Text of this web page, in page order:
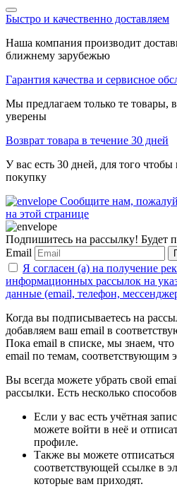
Быстро и качественно доставляем
Наша компания производит
ближнему зарубежью
Гарантия качества и сервисное
Мы предлагаем только те товары,
уверены
Возврат товара в течение 30 дней
У вас есть 30 дней, для того
покупку
Сообщите нам,
на этой странице
Подпишитесь на рассылку! Будет
Email
Я согласен (а) на получение
информационных рассылок на
данные (email, телефон,
Когда вы подписываетесь на
добавляем ваш email в
Пока email в списке, мы знаем,
email по темам, соответствующим
Вы всегда можете убрать свой
рассылки. Есть несколько
Если у вас есть учётная
можете войти в неё и
профиле.
Также вы можете
соответствующей ссылке в
которые вам приходят.